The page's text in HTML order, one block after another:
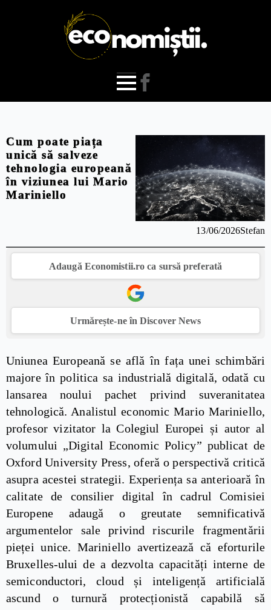
Cum poate piața
unică să salveze
tehnologia europeană
în viziunea lui Mario
Mariniello
13/06/2026Stefan
Adaugă Economistii.ro ca sursă preferată
Urmărește-ne în Discover News
Uniunea Europeană se află în fața unei schimbări
majore în politica sa industrială digitală, odată cu
lansarea noului pachet privind suveranitatea
tehnologică. Analistul economic Mario Mariniello,
profesor vizitator la Colegiul Europei și autor al
volumului „Digital Economic Policy” publicat de
Oxford University Press, oferă o perspectivă critică
asupra acestei strategii. Experiența sa anterioară în
calitate de consilier digital în cadrul Comisiei
Europene adaugă o greutate semnificativă
argumentelor sale privind riscurile fragmentării
pieței unice. Mariniello avertizează că eforturile
Bruxelles-ului de a dezvolta capacități interne de
semiconductori, cloud și inteligență artificială
ascund o turnură protecționistă capabilă să